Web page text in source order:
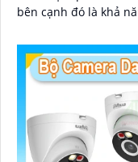
bên cạnh đó là khả